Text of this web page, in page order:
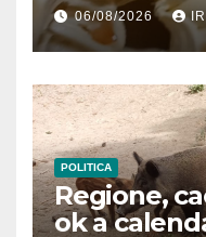
laboratori
artigiani
06/08/2026
POLITICA
Regione,
ok a